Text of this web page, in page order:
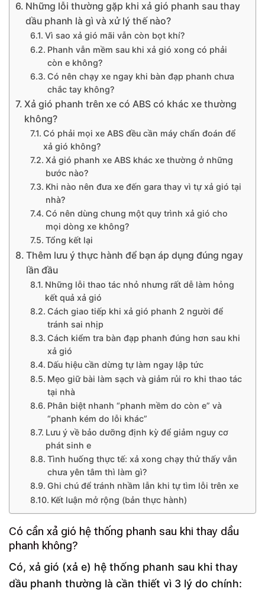
Những lỗi thường gặp khi xả gió phanh sau thay
dầu phanh là gì và xử lý thế nào?
Vì sao xả gió mãi vẫn còn bọt khí?
Phanh vẫn mềm sau khi xả gió xong có phải
còn e không?
Có nên chạy xe ngay khi bàn đạp phanh chưa
chắc tay không?
Xả gió phanh trên xe có ABS có khác xe thường
không?
Có phải mọi xe ABS đều cần máy chẩn đoán để
xả gió không?
Xả gió phanh xe ABS khác xe thường ở những
bước nào?
Khi nào nên đưa xe đến gara thay vì tự xả gió tại
nhà?
Có nên dùng chung một quy trình xả gió cho
mọi dòng xe không?
Tổng kết lại
Thêm lưu ý thực hành để bạn áp dụng đúng ngay
lần đầu
Những lỗi thao tác nhỏ nhưng rất dễ làm hỏng
kết quả xả gió
Cách giao tiếp khi xả gió phanh 2 người để
tránh sai nhịp
Cách kiểm tra bàn đạp phanh đúng hơn sau khi
xả gió
Dấu hiệu cần dừng tự làm ngay lập tức
Mẹo giữ bài làm sạch và giảm rủi ro khi thao tác
tại nhà
Phân biệt nhanh “phanh mềm do còn e” và
“phanh kém do lỗi khác”
Lưu ý về bảo dưỡng định kỳ để giảm nguy cơ
phát sinh e
Tình huống thực tế: xả xong chạy thử thấy vẫn
chưa yên tâm thì làm gì?
Ghi chú để tránh nhầm lẫn khi tự tìm lỗi trên xe
Kết luận mở rộng (bản thực hành)
Có cần xả gió hệ thống phanh sau khi thay dầu
phanh không?
Có, xả gió (xả e) hệ thống phanh sau khi thay
dầu phanh thường là cần thiết vì 3 lý do chính: